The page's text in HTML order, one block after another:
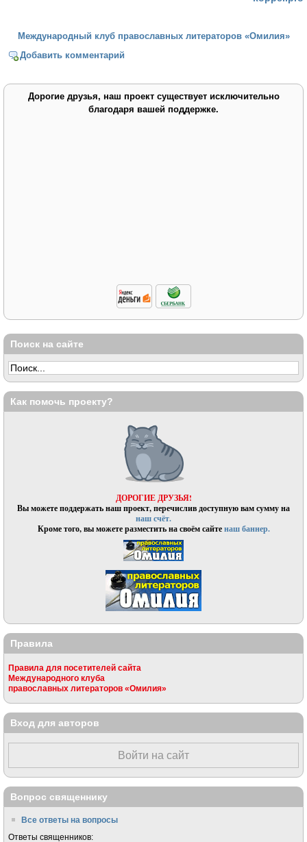
Международный клуб православных литераторов «Омилия»
Добавить комментарий
Дорогие друзья, наш проект существует исключительно
благодаря вашей поддержке.
Поиск на сайте
Как помочь проекту?
ДОРОГИЕ ДРУЗЬЯ!
Вы можете поддержать наш проект, перечислив доступную вам сумму на
наш счёт.
Кроме того, вы можете разместить на своём сайтенаш баннер.
Правила
Правила для посетителей сайта
Международного клуба
православных литераторов «Омилия»
Вход для авторов
Войти на сайт
Вопрос священнику
Все ответы на вопросы
Ответы священников: